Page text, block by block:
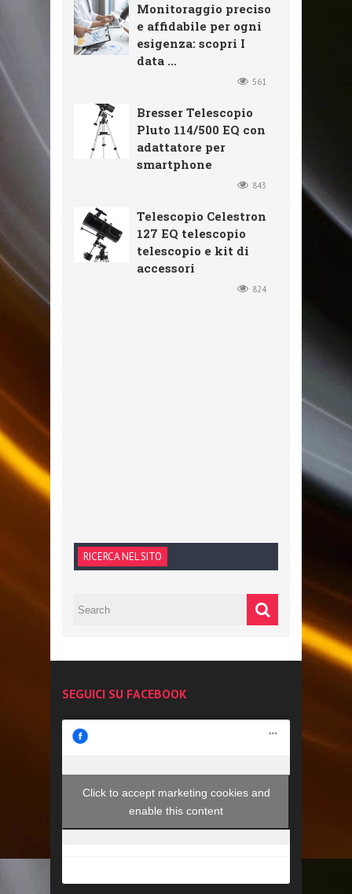
Monitoraggio preciso
e affidabile per ogni
esigenza: scopri I
data ...
561
Bresser Telescopio
Pluto 114/500 EQ con
adattatore per
smartphone
843
Telescopio Celestron
127 EQ telescopio
telescopio e kit di
accessori
824
RICERCA NEL SITO
SEGUICI SU FACEBOOK
Click to accept marketing cookies and
enable this content